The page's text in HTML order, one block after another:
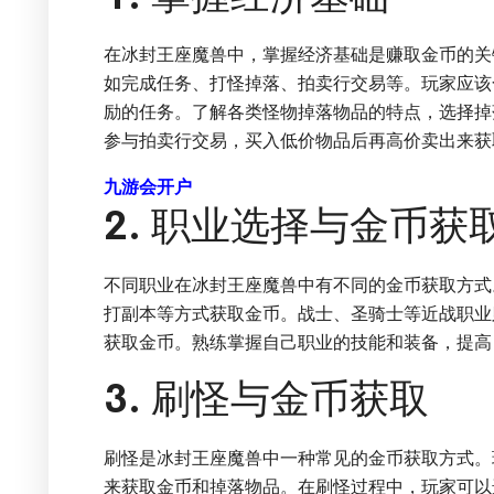
在冰封王座魔兽中，掌握经济基础是赚取金币的
如完成任务、打怪掉落、拍卖行交易等。玩家应
励的任务。了解各类怪物掉落物品的特点，选择
参与拍卖行交易，买入低价物品后再高价卖出来
九游会开户
2. 职业选择与金币获
不同职业在冰封王座魔兽中有不同的金币获取方
打副本等方式获取金币。战士、圣骑士等近战职
获取金币。熟练掌握自己职业的技能和装备，提
3. 刷怪与金币获取
刷怪是冰封王座魔兽中一种常见的金币获取方式
来获取金币和掉落物品。在刷怪过程中，玩家可